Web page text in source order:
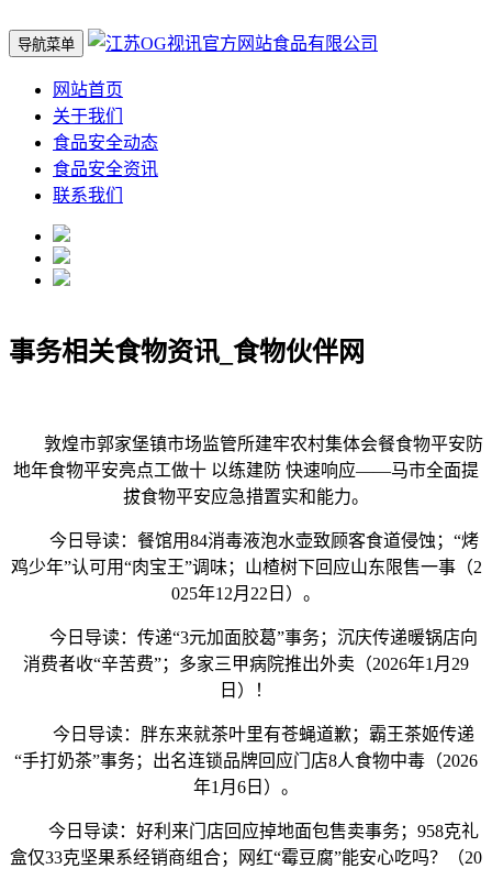
导航菜单
网站首页
关于我们
食品安全动态
食品安全资讯
联系我们
事务相关食物资讯_食物伙伴网
敦煌市郭家堡镇市场监管所建牢农村集体会餐食物平安防
地年食物平安亮点工做十 以练建防 快速响应——马市全面提
拔食物平安应急措置实和能力。
今日导读：餐馆用84消毒液泡水壶致顾客食道侵蚀；“烤
鸡少年”认可用“肉宝王”调味；山楂树下回应山东限售一事（2
025年12月22日）。
今日导读：传递“3元加面胶葛”事务；沉庆传递暖锅店向
消费者收“辛苦费”；多家三甲病院推出外卖（2026年1月29
日）！
今日导读：胖东来就茶叶里有苍蝇道歉；霸王茶姬传递
“手打奶茶”事务；出名连锁品牌回应门店8人食物中毒（2026
年1月6日）。
今日导读：好利来门店回应掉地面包售卖事务；958克礼
盒仅33克坚果系经销商组合；网红“霉豆腐”能安心吃吗？（20